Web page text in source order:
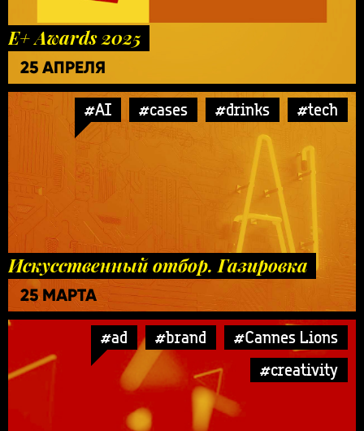
E+ Awards 2025
25 АПРЕЛЯ
#AI #cases #drinks #tech
Искусственный отбор. Газировка
25 МАРТА
#ad #brand
#Cannes Lions
#creativity